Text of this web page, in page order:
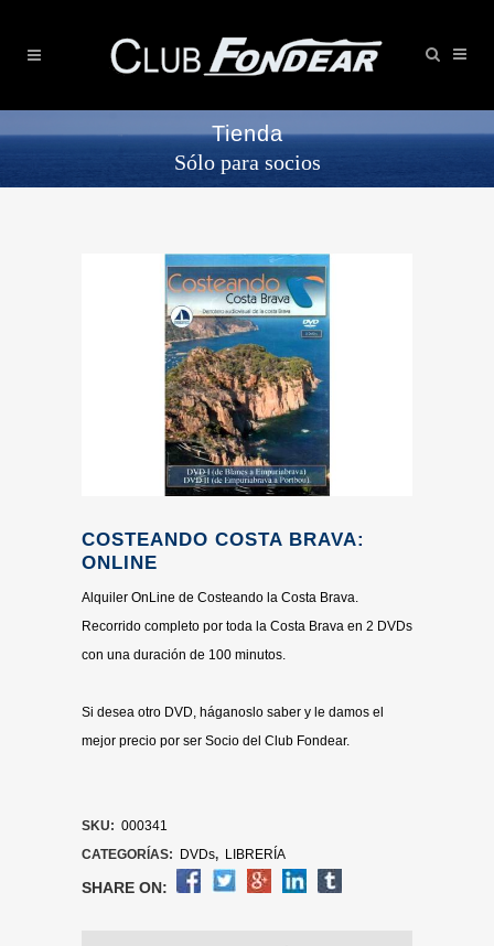
Tienda
Sólo para socios
COSTEANDO COSTA BRAVA:
ONLINE
Alquiler OnLine de Costeando la Costa Brava.
Recorrido completo por toda la Costa Brava en 2 DVDs
con una duración de 100 minutos.
Si desea otro DVD, háganoslo saber y le damos el
mejor precio por ser Socio del Club Fondear.
SKU: 000341
CATEGORÍAS:
DVDs, LIBRERÍA
SHARE ON: